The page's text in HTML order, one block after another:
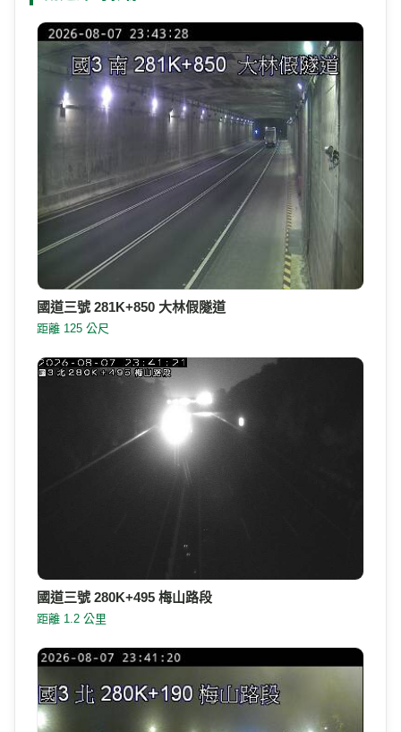
國道三號 281K+850 大林假隧道
距離 125 公尺
國道三號 280K+495 梅山路段
距離 1.2 公里